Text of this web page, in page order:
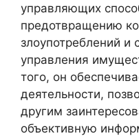
управляющих
предотвращению
злоупотреблений и
управления
того, он
деятельности,
другим
объективную